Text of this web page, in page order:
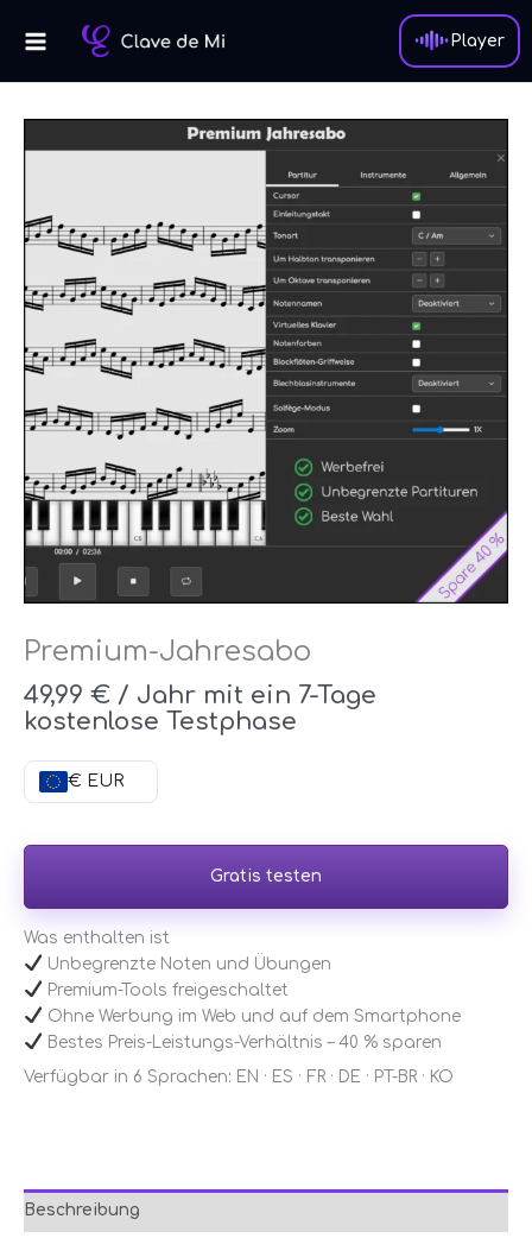
Inhalt
Player
Premium-Jahresabo
49,99 € / Jahr mit ein 7-Tage
kostenlose Testphase
€ EUR
Jahresabo
Gratis testen
Was enthalten ist
Unbegrenzte Noten und Übungen
Premium-Tools freigeschaltet
Ohne Werbung im Web und auf dem Smartphone
Bestes Preis-Leistungs-Verhältnis – 40 % sparen
Verfügbar in 6 Sprachen: EN · ES · FR · DE · PT-BR · KO
Beschreibung